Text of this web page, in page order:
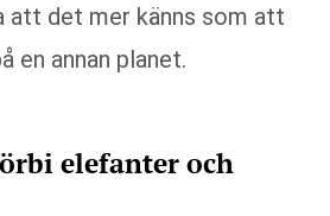
att det mer känns som att
en annan planet.
elefanter och